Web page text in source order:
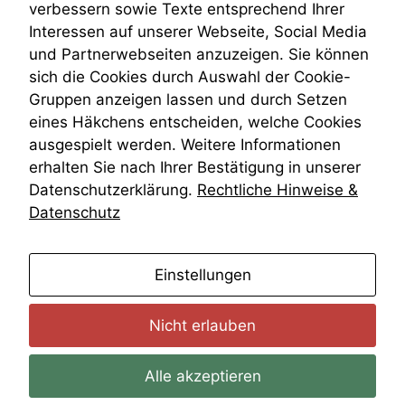
Wiederherstellungsanordnung
Zivilprozessordnung
ZPO
Zustellfiktion
Zuständigkeit
Öffentliches Personalrecht
Öffentlichkeitsprinzip
verbessern sowie Texte entsprechend Ihrer
Interessen auf unserer Webseite, Social Media
und Partnerwebseiten anzuzeigen. Sie können
sich die Cookies durch Auswahl der Cookie-
Gruppen anzeigen lassen und durch Setzen
eines Häkchens entscheiden, welche Cookies
ausgespielt werden. Weitere Informationen
erhalten Sie nach Ihrer Bestätigung in unserer
Datenschutzerklärung. Rechtliche Hinweise &
Datenschutz
Einstellungen
Nicht erlauben
Alle akzeptieren
Funktionalität
Einige
Funktionen auf
dieser Website
sind optional.
Wenn Sie
diese Option
deaktivieren,
Marketing
Wir speichern
um interne
marketingtechnische